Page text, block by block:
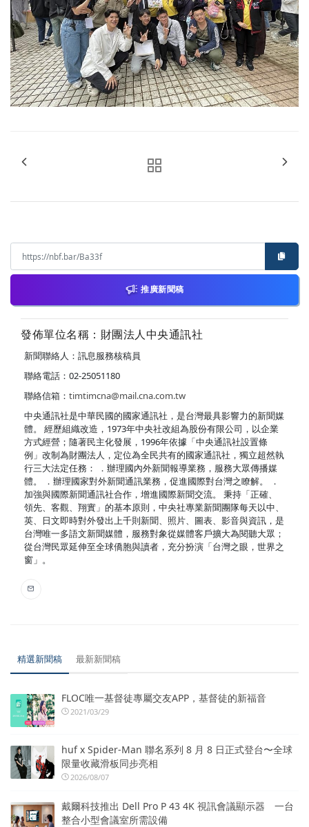
推廣新聞稿
發佈單位名稱：財團法人中央通訊社
新聞聯絡人：訊息服務核稿員
聯絡電話：02-25051180
聯絡信箱： timtimcna@mail.cna.com.tw
中央通訊社是中華民國的國家通訊社，是台灣最具影響力的新聞媒
體。 經歷組織改造，1973年中央社改組為股份有限公司，以企業
方式經營；隨著民主化發展，1996年依據「中央通訊社設置條
例」改制為財團法人，定位為全民共有的國家通訊社，獨立超然執
行三大法定任務： ．辦理國內外新聞報導業務，服務大眾傳播媒
體。 ．辦理國家對外新聞通訊業務，促進國際對台灣之瞭解。 ．
加強與國際新聞通訊社合作，增進國際新聞交流。 秉持「正確、
領先、客觀、翔實」的基本原則，中央社專業新聞團隊每天以中、
英、日文即時對外發出上千則新聞、照片、圖表、影音與資訊，是
台灣唯一多語文新聞媒體，服務對象從媒體客戶擴大為閱聽大眾；
從台灣民眾延伸至全球僑胞與讀者，充分扮演「台灣之眼，世界之
窗」。
精選新聞稿 最新新聞稿
FLOC唯一基督徒專屬交友APP，基督徒的新福音
2021/03/29
huf x Spider-Man 聯名系列 8 月 8 日正式登台〜全球
限量收藏滑板同步亮相
2026/08/07
戴爾科技推出 Dell Pro P 43 4K 視訊會議顯示器 一台
整合小型會議室所需設備